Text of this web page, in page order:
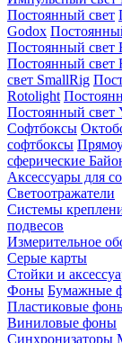
Постоянный свет
Godox
Постоянный свет
Постоянный свет
свет SmallRig
Rotolight
Постоянный свет
Софтбоксы
софтбоксы
сферические
Аксессуары для
Светоотражатели
Системы
подвесов
Измерительное
Серые карты
Стойки и
Фоны Бумажные
Пластиковые
Виниловые фоны
Синхронизаторы